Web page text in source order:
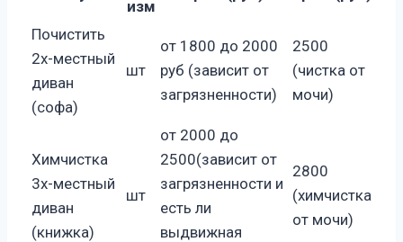
изм
Почистить
2х-местный
диван
(софа)
шт
от 1800 до 2000
руб (зависит от
загрязненности)
2500
(чистка от
мочи)
Химчистка
3х-местный
диван
(книжка)
шт
от 2000 до
2500(зависит от
загрязненности и
есть ли
выдвижная
2800
(химчистка
от мочи)